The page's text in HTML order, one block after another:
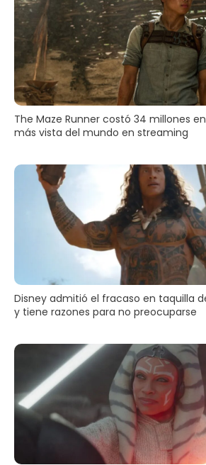
The Maze Runner costó 34 millones
más vista del mundo en streaming
Disney admitió el fracaso en taquilla
y tiene razones para no preocuparse